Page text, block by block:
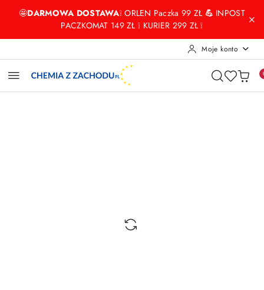
Przejdź do treści głównej
Przejdź do wyszukiwarki
Przejdź do moje konto
Przejdź do menu głównego
Przejdź do opisu produktu
Przejdź do stopki
🤩DARMOWA DOSTAWA❕ ORLEN Paczka 99 ZŁ💪 INPOST
PACZKOMAT 149 ZŁ ❕ KURIER 299 ZŁ ❕
Moje konto